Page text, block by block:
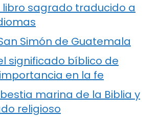
libro sagrado traducido a
Simón de Guatemala
significado bíblico de
en la fe
marina de la Biblia y
religioso